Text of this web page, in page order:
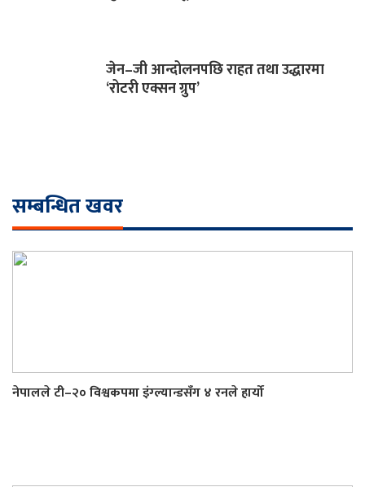
जेन–जी आन्दोलनपछि राहत तथा उद्धारमा
‘रोटरी एक्सन ग्रुप’
सम्बन्धित खवर
नेपालले टी–२० विश्वकपमा इंग्ल्यान्डसँग ४ रनले हार्यो